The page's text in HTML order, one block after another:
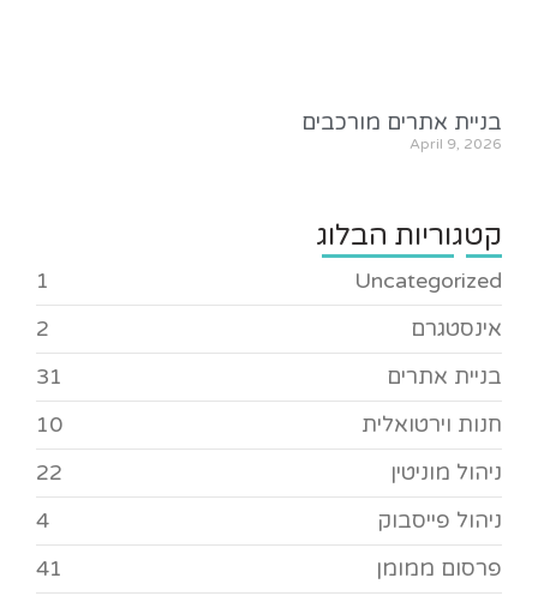
בניית אתרים מורכבים
April 9, 2026
קטגוריות הבלוג
Uncategorized
1
אינסטגרם
2
בניית אתרים
31
חנות וירטואלית
10
ניהול מוניטין
22
ניהול פייסבוק
4
פרסום ממומן
41